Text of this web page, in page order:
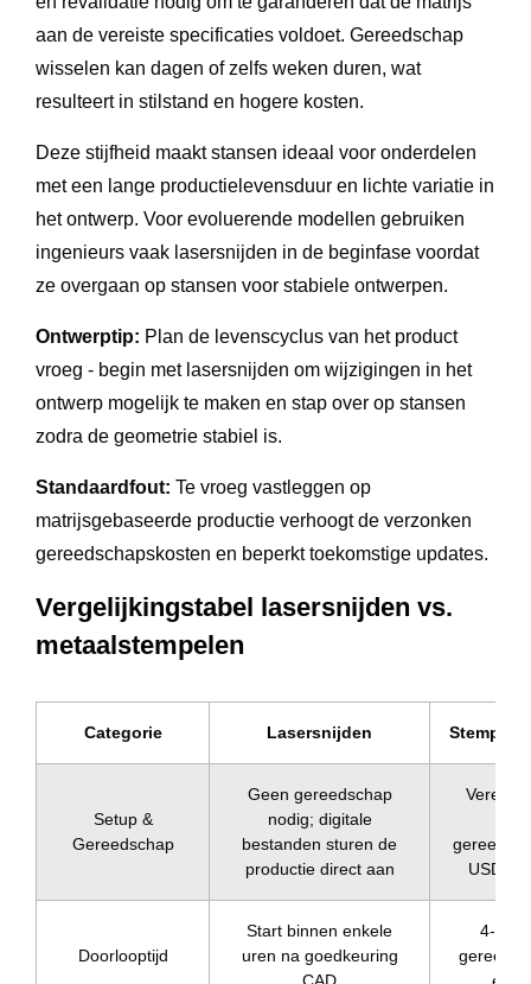
aan de vereiste specificaties voldoet. Gereedschap
wisselen kan dagen of zelfs weken duren, wat
resulteert in stilstand en hogere kosten.
Deze stijfheid maakt stansen ideaal voor onderdelen
met een lange productielevensduur en lichte variatie in
het ontwerp. Voor evoluerende modellen gebruiken
ingenieurs vaak lasersnijden in de beginfase voordat
ze overgaan op stansen voor stabiele ontwerpen.
Ontwerptip: Plan de levenscyclus van het product
vroeg - begin met lasersnijden om wijzigingen in het
ontwerp mogelijk te maken en stap over op stansen
zodra de geometrie stabiel is.
Standaardfout: Te vroeg vastleggen op
matrijsgebaseerde productie verhoogt de verzonken
gereedschapskosten en beperkt toekomstige updates.
Vergelijkingstabel lasersnijden vs.
metaalstempelen
Categorie Lasersnijden
Setup &
Gereedschap
Geen gereedschap
nodig; digitale
bestanden sturen de
productie direct aan
Vereist
USD 5
Doorlooptijd
Start binnen enkele
uren na goedkeuring
CAD
4-8
en -